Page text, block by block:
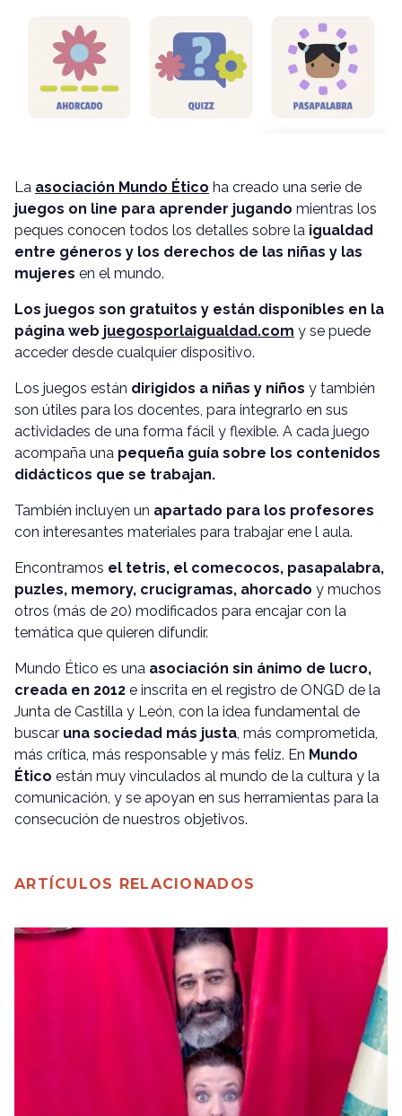
La asociación Mundo Ético ha creado una serie de
juegos on line para aprender jugando mientras los
peques conocen todos los detalles sobre la igualdad
entre géneros y los derechos de las niñas y las
mujeres en el mundo.
Los juegos son gratuitos y están disponibles en la
página web juegosporlaigualdad.com y se puede
acceder desde cualquier dispositivo.
Los juegos están dirigidos a niñas y niños y también
son útiles para los docentes, para integrarlo en sus
actividades de una forma fácil y flexible. A cada juego
acompaña una pequeña guía sobre los contenidos
didácticos que se trabajan.
También incluyen un apartado para los profesores
con interesantes materiales para trabajar ene l aula.
Encontramos el tetris, el comecocos, pasapalabra,
puzles, memory, crucigramas, ahorcado y muchos
otros (más de 20) modificados para encajar con la
temática que quieren difundir.
Mundo Ético es una asociación sin ánimo de lucro,
creada en 2012 e inscrita en el registro de ONGD de la
Junta de Castilla y León, con la idea fundamental de
buscar una sociedad más justa , más comprometida,
más crítica, más responsable y más feliz. En Mundo
Ético están muy vinculados al mundo de la cultura y la
comunicación, y se apoyan en sus herramientas para la
consecución de nuestros objetivos.
ARTÍCULOS RELACIONADOS